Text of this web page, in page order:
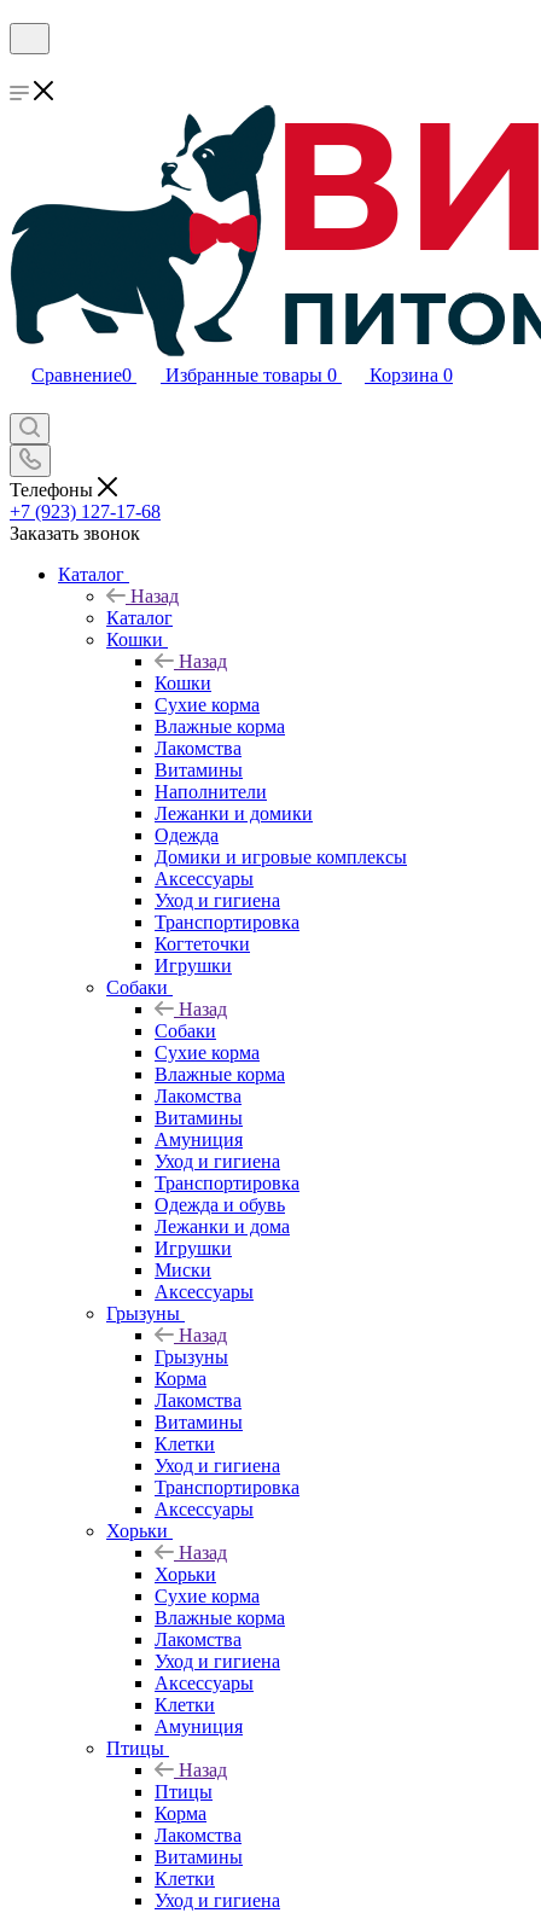
Сравнение0 Избранные товары 0 Корзина 0
Телефоны
+7 (923) 127-17-68
Заказать звонок
Каталог
Назад
Каталог
Кошки
Назад
Кошки
Сухие корма
Влажные корма
Лакомства
Витамины
Наполнители
Лежанки и домики
Одежда
Домики и игровые комплексы
Аксессуары
Уход и гигиена
Транспортировка
Когтеточки
Игрушки
Собаки
Назад
Собаки
Сухие корма
Влажные корма
Лакомства
Витамины
Амуниция
Уход и гигиена
Транспортировка
Одежда и обувь
Лежанки и дома
Игрушки
Миски
Аксессуары
Грызуны
Назад
Грызуны
Корма
Лакомства
Витамины
Клетки
Уход и гигиена
Транспортировка
Аксессуары
Хорьки
Назад
Хорьки
Сухие корма
Влажные корма
Лакомства
Уход и гигиена
Аксессуары
Клетки
Амуниция
Птицы
Назад
Птицы
Корма
Лакомства
Витамины
Клетки
Уход и гигиена